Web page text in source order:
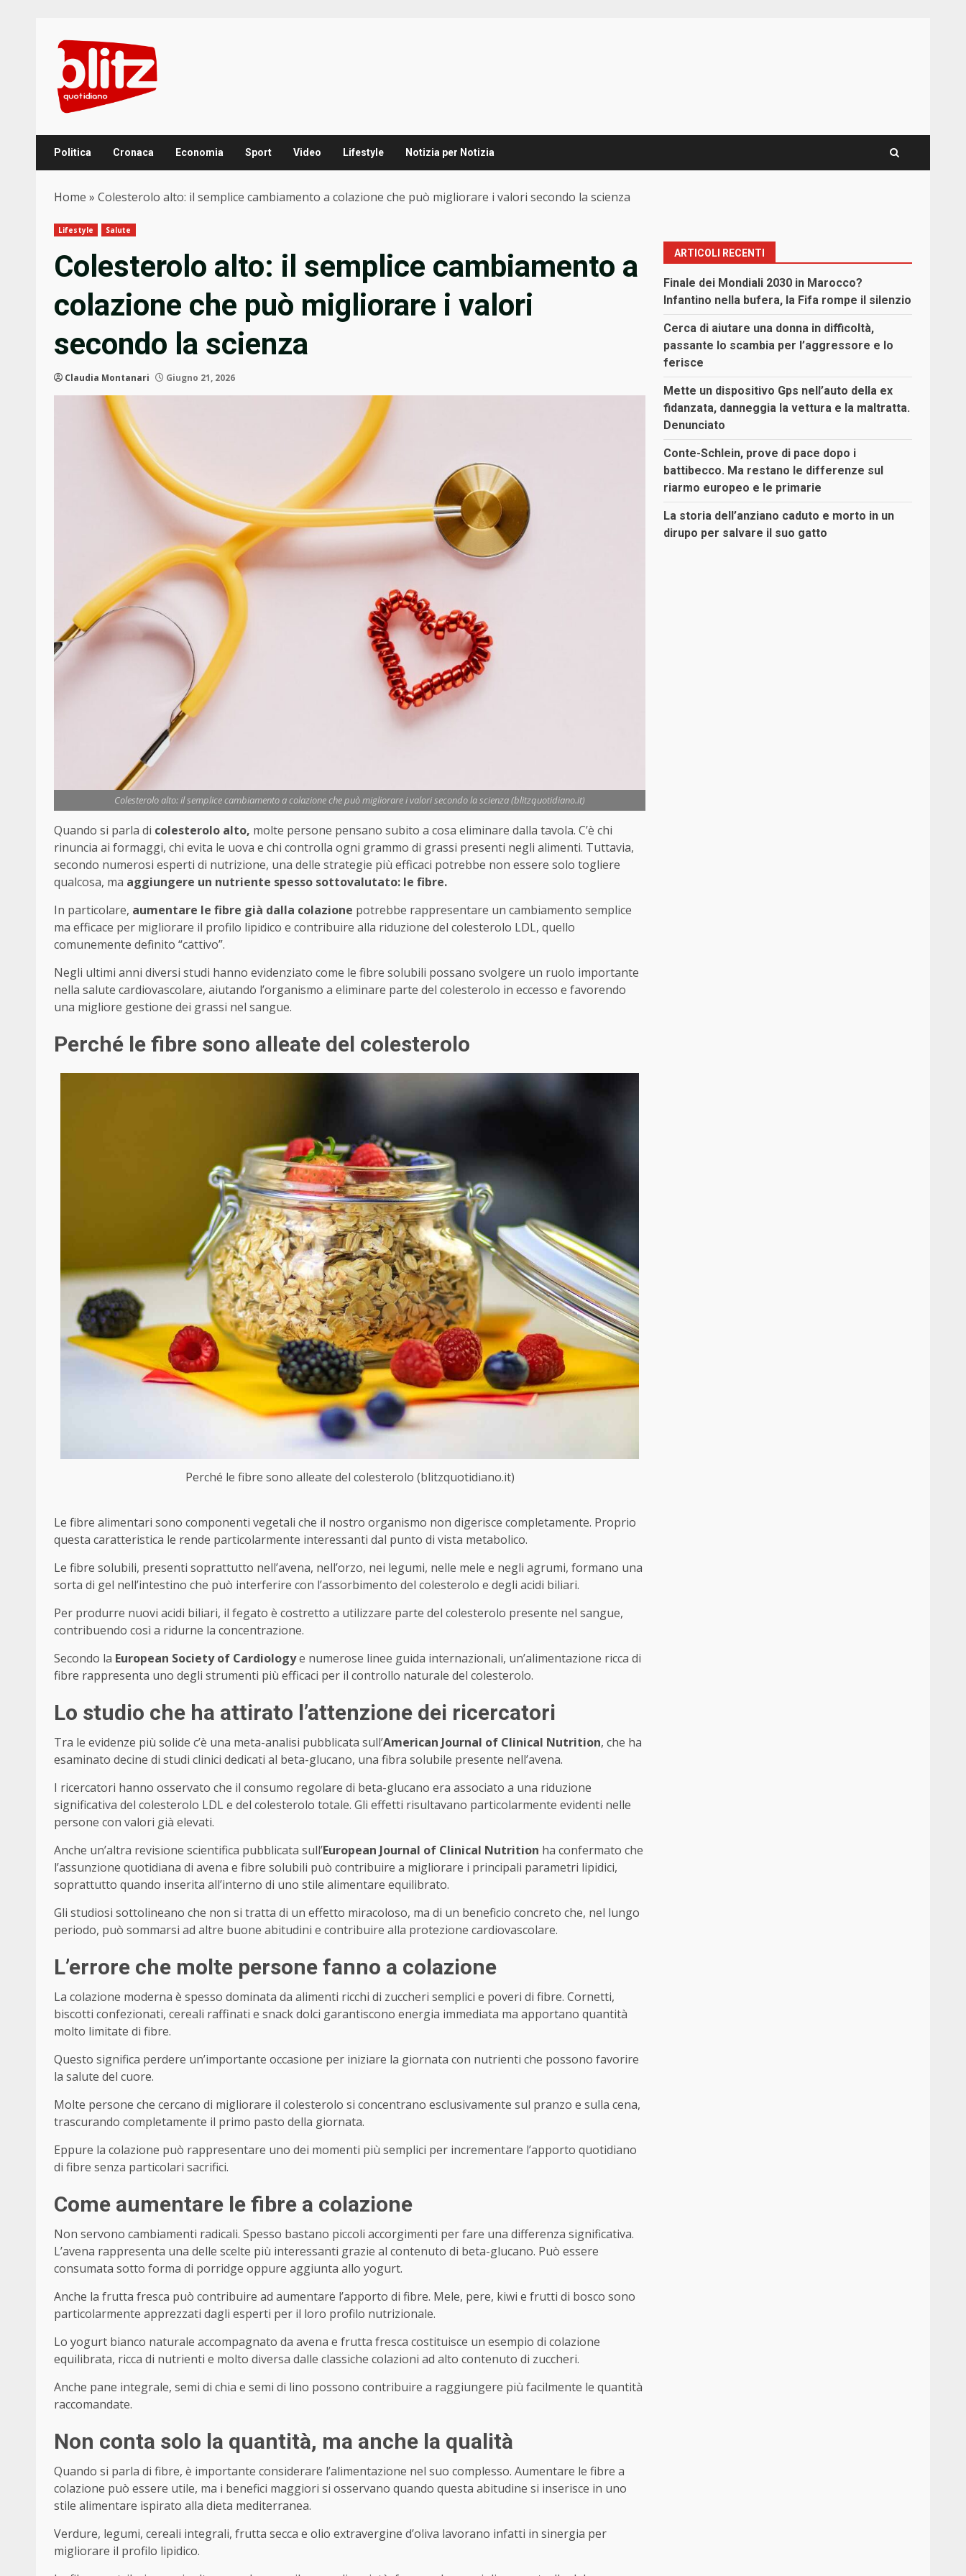
content
Politica Cronaca Economia Sport Video Lifestyle Notizia per Notizia
Home » Colesterolo alto: il semplice cambiamento a colazione che può migliorare i valori secondo la scienza
Lifestyle Salute
Colesterolo alto: il semplice cambiamento a
colazione che può migliorare i valori
secondo la scienza
Claudia Montanari Giugno 21, 2026
Colesterolo alto: il semplice cambiamento a colazione che può migliorare i valori secondo la scienza (blitzquotidiano.it)
Quando si parla di colesterolo alto, molte persone pensano subito a cosa eliminare dalla tavola. C’è chi
rinuncia ai formaggi, chi evita le uova e chi controlla ogni grammo di grassi presenti negli alimenti. Tuttavia,
secondo numerosi esperti di nutrizione, una delle strategie più efficaci potrebbe non essere solo togliere
qualcosa, ma aggiungere un nutriente spesso sottovalutato: le fibre.
In particolare, aumentare le fibre già dalla colazione potrebbe rappresentare un cambiamento semplice
ma efficace per migliorare il profilo lipidico e contribuire alla riduzione del colesterolo LDL, quello
comunemente definito “cattivo”.
Negli ultimi anni diversi studi hanno evidenziato come le fibre solubili possano svolgere un ruolo importante
nella salute cardiovascolare, aiutando l’organismo a eliminare parte del colesterolo in eccesso e favorendo
una migliore gestione dei grassi nel sangue.
Perché le fibre sono alleate del colesterolo
Perché le fibre sono alleate del colesterolo (blitzquotidiano.it)
Le fibre alimentari sono componenti vegetali che il nostro organismo non digerisce completamente. Proprio
questa caratteristica le rende particolarmente interessanti dal punto di vista metabolico.
Le fibre solubili, presenti soprattutto nell’avena, nell’orzo, nei legumi, nelle mele e negli agrumi, formano una
sorta di gel nell’intestino che può interferire con l’assorbimento del colesterolo e degli acidi biliari.
Per produrre nuovi acidi biliari, il fegato è costretto a utilizzare parte del colesterolo presente nel sangue,
contribuendo così a ridurne la concentrazione.
Secondo la European Society of Cardiologye numerose linee guida internazionali, un’alimentazione ricca di
fibre rappresenta uno degli strumenti più efficaci per il controllo naturale del colesterolo.
Lo studio che ha attirato l’attenzione dei ricercatori
Tra le evidenze più solide c’è una meta-analisi pubblicata sull’American Journal of Clinical Nutrition, che ha
esaminato decine di studi clinici dedicati al beta-glucano, una fibra solubile presente nell’avena.
I ricercatori hanno osservato che il consumo regolare di beta-glucano era associato a una riduzione
significativa del colesterolo LDL e del colesterolo totale. Gli effetti risultavano particolarmente evidenti nelle
persone con valori già elevati.
Anche un’altra revisione scientifica pubblicata sull’European Journal of Clinical Nutrition ha confermato che
l’assunzione quotidiana di avena e fibre solubili può contribuire a migliorare i principali parametri lipidici,
soprattutto quando inserita all’interno di uno stile alimentare equilibrato.
Gli studiosi sottolineano che non si tratta di un effetto miracoloso, ma di un beneficio concreto che, nel lungo
periodo, può sommarsi ad altre buone abitudini e contribuire alla protezione cardiovascolare.
L’errore che molte persone fanno a colazione
La colazione moderna è spesso dominata da alimenti ricchi di zuccheri semplici e poveri di fibre. Cornetti,
biscotti confezionati, cereali raffinati e snack dolci garantiscono energia immediata ma apportano quantità
molto limitate di fibre.
Questo significa perdere un’importante occasione per iniziare la giornata con nutrienti che possono favorire
la salute del cuore.
Molte persone che cercano di migliorare il colesterolo si concentrano esclusivamente sul pranzo e sulla cena,
trascurando completamente il primo pasto della giornata.
Eppure la colazione può rappresentare uno dei momenti più semplici per incrementare l’apporto quotidiano
di fibre senza particolari sacrifici.
Come aumentare le fibre a colazione
Non servono cambiamenti radicali. Spesso bastano piccoli accorgimenti per fare una differenza significativa.
L’avena rappresenta una delle scelte più interessanti grazie al contenuto di beta-glucano. Può essere
consumata sotto forma di porridge oppure aggiunta allo yogurt.
Anche la frutta fresca può contribuire ad aumentare l’apporto di fibre. Mele, pere, kiwi e frutti di bosco sono
particolarmente apprezzati dagli esperti per il loro profilo nutrizionale.
Lo yogurt bianco naturale accompagnato da avena e frutta fresca costituisce un esempio di colazione
equilibrata, ricca di nutrienti e molto diversa dalle classiche colazioni ad alto contenuto di zuccheri.
Anche pane integrale, semi di chia e semi di lino possono contribuire a raggiungere più facilmente le quantità
raccomandate.
Non conta solo la quantità, ma anche la qualità
Quando si parla di fibre, è importante considerare l’alimentazione nel suo complesso. Aumentare le fibre a
colazione può essere utile, ma i benefici maggiori si osservano quando questa abitudine si inserisce in uno
stile alimentare ispirato alla dieta mediterranea.
Verdure, legumi, cereali integrali, frutta secca e olio extravergine d’oliva lavorano infatti in sinergia per
migliorare il profilo lipidico.
ARTICOLI RECENTI
Finale dei Mondiali 2030 in Marocco?
Infantino nella bufera, la Fifa rompe il silenzio
Cerca di aiutare una donna in difficoltà,
passante lo scambia per l’aggressore e lo
ferisce
Mette un dispositivo Gps nell’auto della ex
fidanzata, danneggia la vettura e la maltratta.
Denunciato
Conte-Schlein, prove di pace dopo i
battibecco. Ma restano le differenze sul
riarmo europeo e le primarie
La storia dell’anziano caduto e morto in un
dirupo per salvare il suo gatto